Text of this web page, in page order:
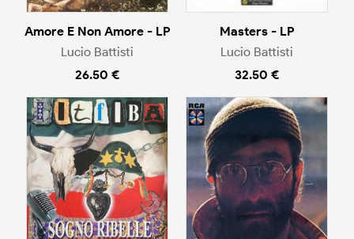
Amore E Non Amore - LP
Lucio Battisti
26.50 €
Masters - LP
Lucio Battisti
32.50 €